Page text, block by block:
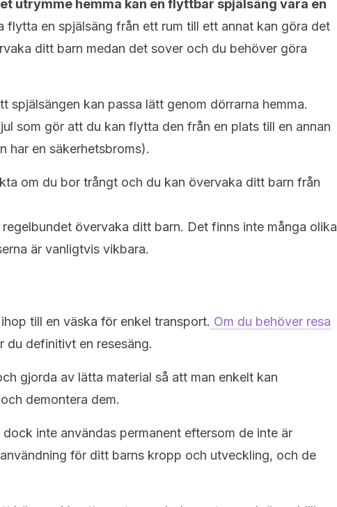
utrymme hemma kan en flyttbar spjälsäng vara en
flytta en spjälsäng från ett rum till ett annat kan göra det
ditt barn medan det sover och du behöver göra
spjälsängen kan passa lätt genom dörrarna hemma.
som gör att du kan flytta den från en plats till en annan
har en säkerhetsbroms).
om du bor trångt och du kan övervaka ditt barn från
regelbundet övervaka ditt barn. Det finns inte många olika
är vanligtvis vikbara.
till en väska för enkel transport. Om du behöver resa
du definitivt en resesäng.
gjorda av lätta material så att man enkelt kan
demontera dem.
dock inte användas permanent eftersom de inte är
för ditt barns kropp och utveckling, och de